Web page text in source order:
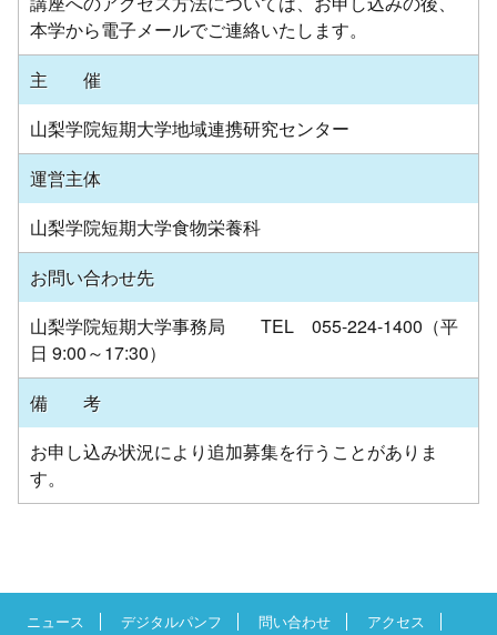
本学から電子メールでご連絡いたします。
主 催
山梨学院短期大学地域連携研究センター
運営主体
山梨学院短期大学食物栄養科
お問い合わせ先
山梨学院短期大学事務局 TEL 055-224-1400（平
日 9:00～17:30）
備 考
お申し込み状況により追加募集を行うことがありま
す。
ニュース デジタルパンフ 問い合わせ
アクセス